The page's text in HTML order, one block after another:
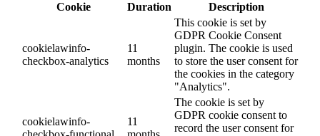
Cookie
Duration Description
cookielawinfo-
checkbox-analytics
11
months
This cookie is set by
GDPR Cookie Consent
plugin. The cookie is used
to store the user consent for
the cookies in the category
"Analytics".
cookielawinfo-
11
The cookie is set by
GDPR cookie consent to
record the user consent for